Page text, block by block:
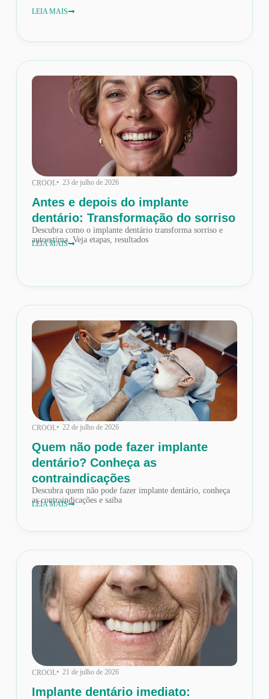
LEIA MAIS
CROOL• 23 de julho de 2026
Antes e depois do implante
dentário: Transformação do sorriso
Descubra como o implante dentário transforma sorriso e
autoestima. Veja etapas, resultados
LEIA MAIS
CROOL• 22 de julho de 2026
Quem não pode fazer implante
dentário? Conheça as
contraindicações
Descubra quem não pode fazer implante dentário, conheça
as contraindicações e saiba
LEIA MAIS
CROOL• 21 de julho de 2026
Implante dentário imediato: